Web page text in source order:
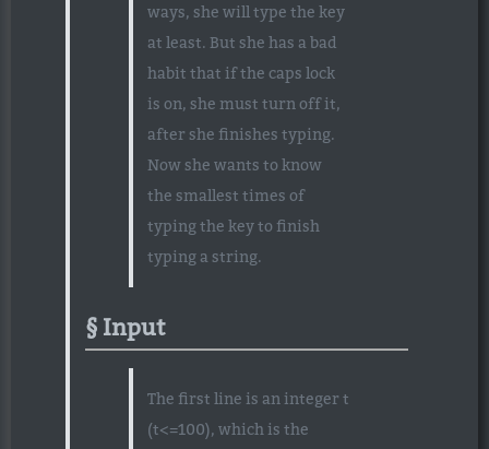
ways, she will type the key
at least. But she has a bad
habit that if the caps lock
is on, she must turn off it,
after she finishes typing.
Now she wants to know
the smallest times of
typing the key to finish
typing a string.
Input
The first line is an integer t
(t<=100), which is the